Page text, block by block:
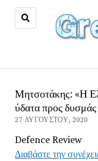
Μητσοτάκης: «Η
ύδατα προς
27 ΑΥΓΟΎΣΤΟΥ, 2020
Defence Review
Διαβάστε την